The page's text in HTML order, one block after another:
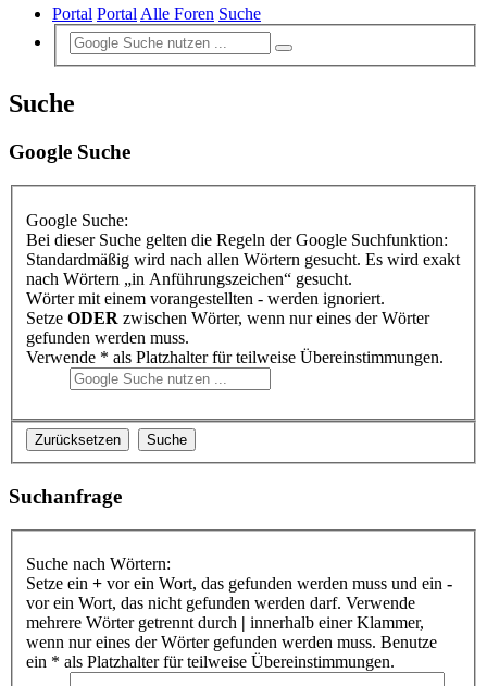
Portal Portal Alle Foren Suche
Suche
Google Suche
Google Suche:
Bei dieser Suche gelten die Regeln der Google Suchfunktion:
Standardmäßig wird nach allen Wörtern gesucht. Es wird exakt
nach Wörtern „in Anführungszeichen“ gesucht.
Wörter mit einem vorangestellten - werden ignoriert.
Setze ODER zwischen Wörter, wenn nur eines der Wörter
gefunden werden muss.
Verwende * als Platzhalter für teilweise Übereinstimmungen.
Suchanfrage
Suche nach Wörtern:
Setze ein + vor ein Wort, das gefunden werden muss und ein -
vor ein Wort, das nicht gefunden werden darf. Verwende
mehrere Wörter getrennt durch | innerhalb einer Klammer,
wenn nur eines der Wörter gefunden werden muss. Benutze
ein * als Platzhalter für teilweise Übereinstimmungen.